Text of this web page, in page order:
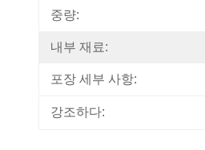
중량:
내부 재료:
포장 세부 사항:
강조하다: